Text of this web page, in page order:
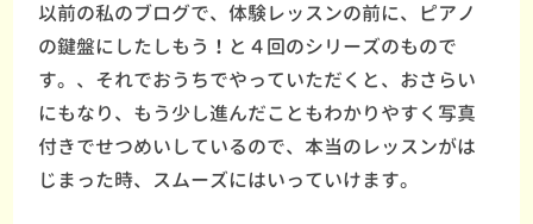
以前の私のブログで、体験レッスンの前に、ピアノ
の鍵盤にしたしもう！と４回のシリーズのもので
す。、それでおうちでやっていただくと、おさらい
にもなり、もう少し進んだこともわかりやすく写真
付きでせつめいしているので、本当のレッスンがは
じまった時、スムーズにはいっていけます。